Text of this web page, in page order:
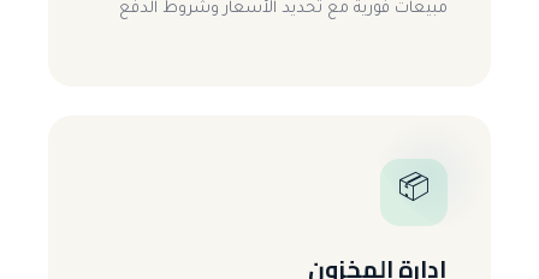
مبيعات فورية مع تحديد الأسعار وشروط الدفع
📦
إدارة المخزون